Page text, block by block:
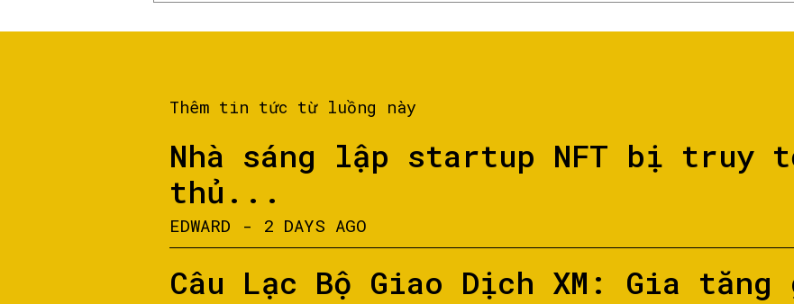
Thêm tin tức từ luồng này
Nhà sáng lập startup NFT bị truy
thủ...
EDWARD - 2 DAYS AGO
Câu Lạc Bộ Giao Dịch XM: Gia